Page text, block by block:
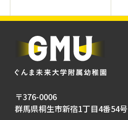
〒376-0006
群馬県桐生市新宿1丁目4番54号